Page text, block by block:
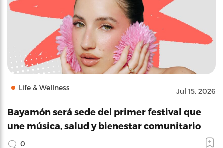
Life & Wellness Jul 15, 2026
Bayamón será sede del primer festival que
une música, salud y bienestar comunitario
0